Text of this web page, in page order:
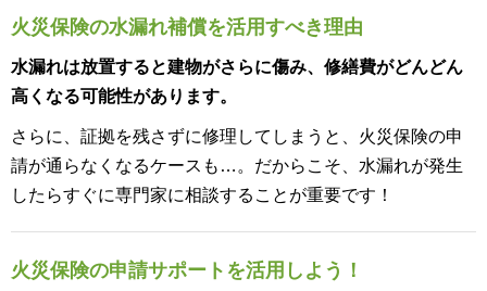
火災保険の水漏れ補償を活用すべき理由
水漏れは放置すると建物がさらに傷み、修繕費がどんどん
高くなる可能性があります。
さらに、証拠を残さずに修理してしまうと、火災保険の申
請が通らなくなるケースも…。だからこそ、水漏れが発生
したらすぐに専門家に相談することが重要です！
火災保険の申請サポートを活用しよう！